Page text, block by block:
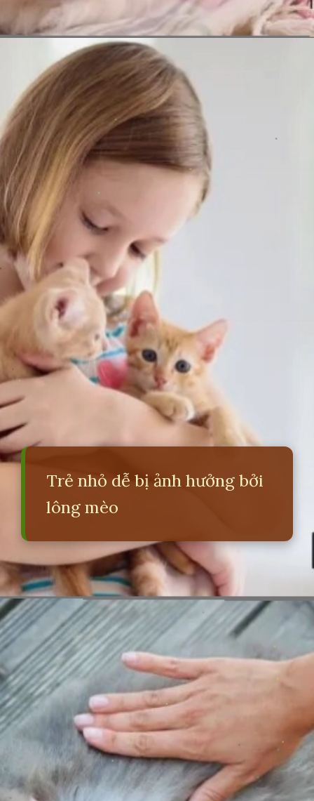
Đang mởhttps://erci.edu.vn/long-meo-co-tac-hai-gi
Trẻ nhỏ dễ bị ảnh hưởng bởi
lông mèo
Đang mở https://erci.edu.vn/long-meo-co-tac-hai-gi